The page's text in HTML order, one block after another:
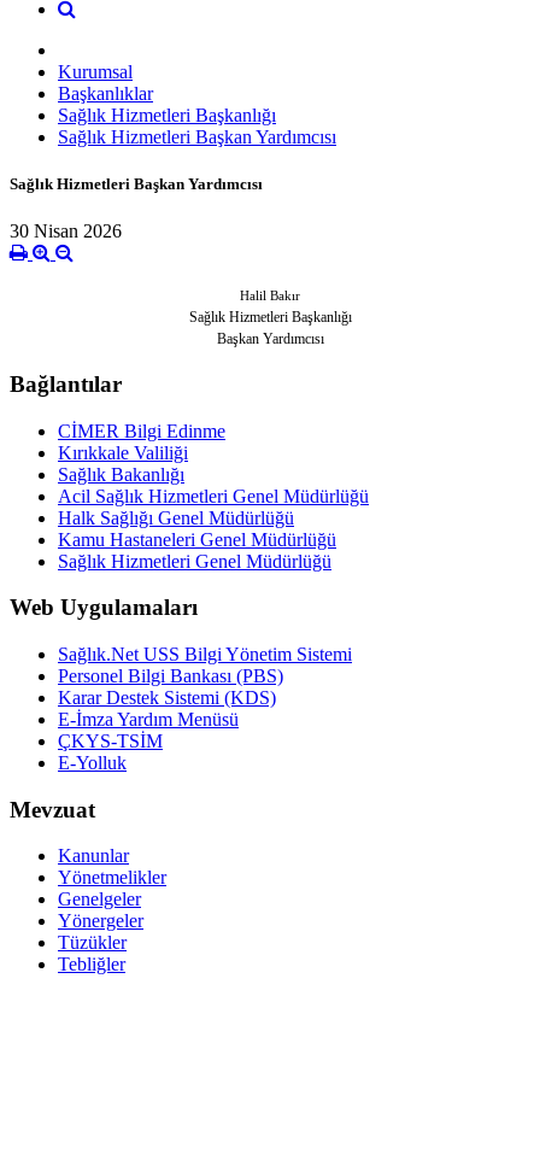
Kurumsal
Başkanlıklar
Sağlık Hizmetleri Başkanlığı
Sağlık Hizmetleri Başkan Yardımcısı
Sağlık Hizmetleri Başkan Yardımcısı
30 Nisan 2026
Halil Bakır
Sağlık Hizmetleri Başkanlığı
Başkan Yardımcısı
Bağlantılar
CİMER Bilgi Edinme
Kırıkkale Valiliği
Sağlık Bakanlığı
Acil Sağlık Hizmetleri Genel Müdürlüğü
Halk Sağlığı Genel Müdürlüğü
Kamu Hastaneleri Genel Müdürlüğü
Sağlık Hizmetleri Genel Müdürlüğü
Web Uygulamaları
Sağlık.Net USS Bilgi Yönetim Sistemi
Personel Bilgi Bankası (PBS)
Karar Destek Sistemi (KDS)
E-İmza Yardım Menüsü
ÇKYS-TSİM
E-Yolluk
Mevzuat
Kanunlar
Yönetmelikler
Genelgeler
Yönergeler
Tüzükler
Tebliğler